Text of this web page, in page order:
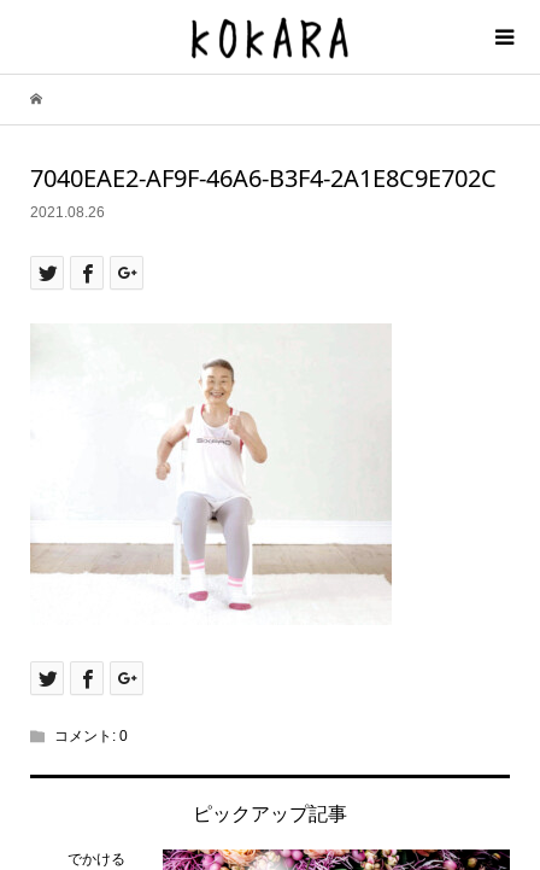
7040EAE2-AF9F-46A6-B3F4-2A1E8C9E702C
2021.08.26
コメント: 0
ピックアップ記事
でかける